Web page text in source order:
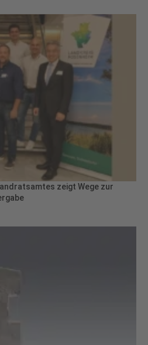
zeigt Wege zur